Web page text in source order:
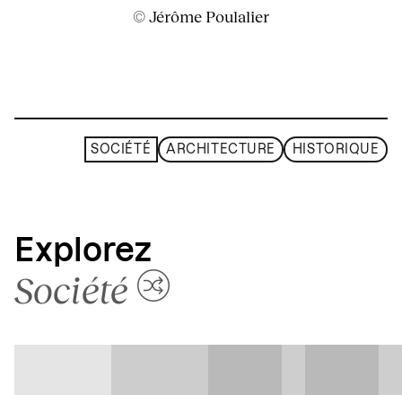
© Jérôme Poulalier
SOCIÉTÉ ARCHITECTURE HISTORIQUE
Explorez
Société